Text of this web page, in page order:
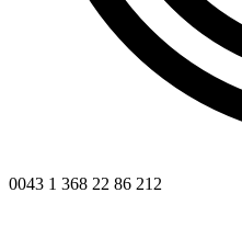
0043 1 368 22 86 212